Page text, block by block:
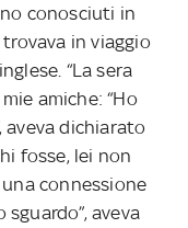
conosciuti in
in viaggio
“La sera
amiche: “Ho
aveva dichiarato
fosse, lei non
connessione
aveva